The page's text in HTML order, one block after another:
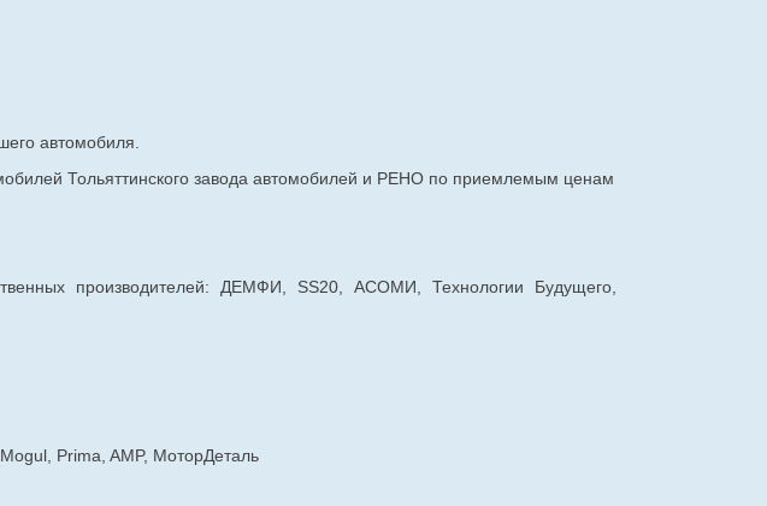
автомобиля.
Тольяттинского завода автомобилей и РЕНО по приемлемым ценам
производителей: ДЕМФИ, SS20, АСОМИ, Технологии Будущего,
Prima, AMP, МоторДеталь